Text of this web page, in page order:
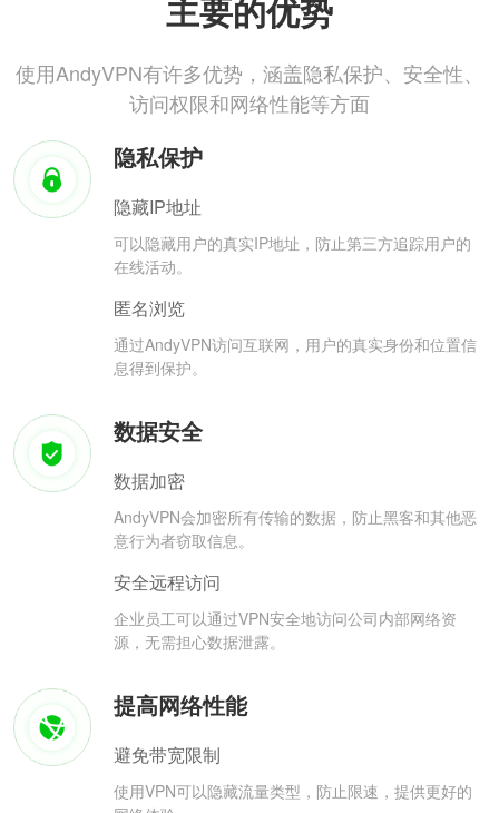
主要的优势
使用AndyVPN有许多优势，涵盖隐私保护、安全性、
访问权限和网络性能等方面
隐私保护
隐藏IP地址
可以隐藏用户的真实IP地址，防止第三方追踪用户的
在线活动。
匿名浏览
通过AndyVPN访问互联网，用户的真实身份和位置信
息得到保护。
数据安全
数据加密
AndyVPN会加密所有传输的数据，防止黑客和其他恶
意行为者窃取信息。
安全远程访问
企业员工可以通过VPN安全地访问公司内部网络资
源，无需担心数据泄露。
提高网络性能
避免带宽限制
使用VPN可以隐藏流量类型，防止限速，提供更好的